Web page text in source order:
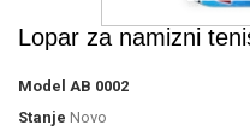
Lopar za namizni
Model AB 0002
Stanje Novo